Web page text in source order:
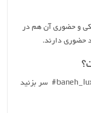
و حضوری آن هم در
حضوری دارند.
برای اطلاع از ارسالی های موفق بانه لوکس کافی به پیج اینستا گرامی ما به نشانی baneh_luxx# سر بزنید